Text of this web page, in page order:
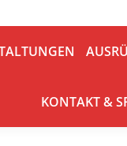
KONTAKT &